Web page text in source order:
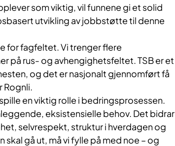
som viktig, vil funnene gi et solid
utvikling av jobbstøtte til denne
for fagfeltet. Vi trenger flere
på rus- og avhengighetsfeltet. TSB er et
og det er nasjonalt gjennomført få
Rognli.
en viktig rolle i bedringsprosessen.
eksistensielle behov. Det bidrar
selvrespekt, struktur i hverdagen og
skal gå ut, må vi fylle på med noe – og